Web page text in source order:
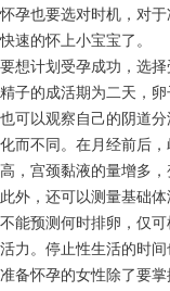
怀孕也要选对时机，对
快速的怀上小宝宝了。
要想计划受孕成功，选
精子的成活期为二天，
也可以观察自己的阴道
化而不同。在月经前后
高，宫颈黏液的量增多
此外，还可以测量基础
不能预测何时排卵，仅
活力。停止性生活的时
准备怀孕的女性除了要